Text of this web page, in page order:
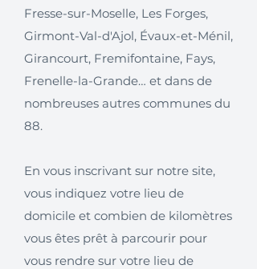
Fresse-sur-Moselle, Les Forges,
Girmont-Val-d'Ajol, Évaux-et-Ménil,
Girancourt, Fremifontaine, Fays,
Frenelle-la-Grande… et dans de
nombreuses autres communes du
88.
En vous inscrivant sur notre site,
vous indiquez votre lieu de
domicile et combien de kilomètres
vous êtes prêt à parcourir pour
vous rendre sur votre lieu de